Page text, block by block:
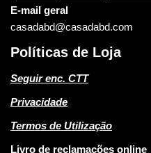
E-mail geral
casadabd@casadabd.com
Políticas de Loja
Seguir enc. CTT
Privacidade
Termos de Utilização
Livro de reclamações online